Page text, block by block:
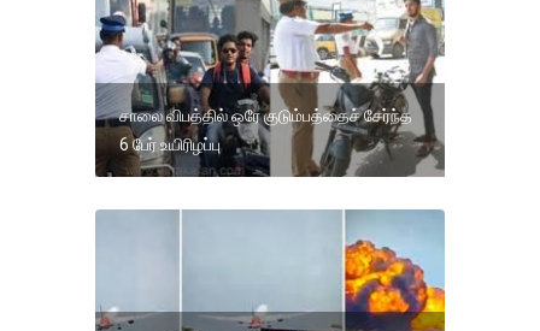
சாலை விபத்தில் ஒரே குடும்பத்தைச் சேர்ந்த
6 பேர் உயிரிழப்பு